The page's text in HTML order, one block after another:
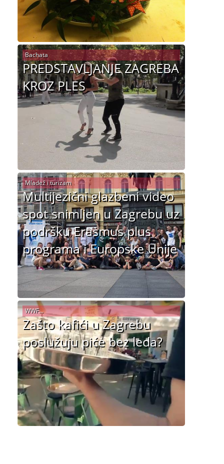
PREDSTAVLJANJE ZAGREBA
KROZ PLES
Bachata
Multijezični glazbeni video
spot snimljen u Zagrebu uz
podršku Erasmus plus
programa i Europske Unije
Mladež i turizam
Zašto kafići u Zagrebu
poslužuju piće bez leda?
WWF...